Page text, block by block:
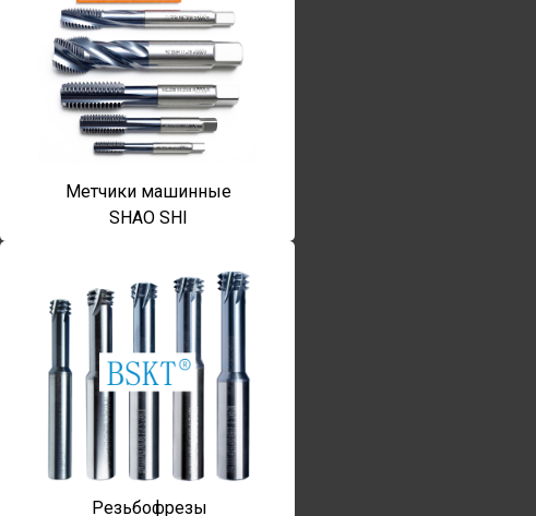
Метчики машинные
SHAO SHI
Резьбофрезы